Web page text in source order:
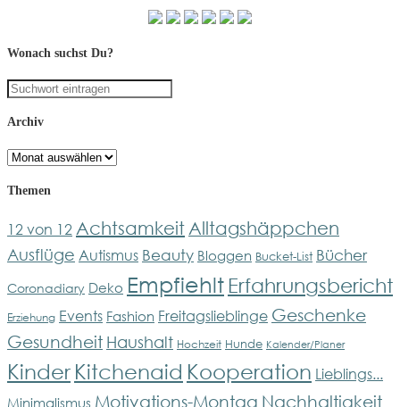
Wonach suchst Du?
Archiv
Archiv
Themen
12 von 12 Achtsamkeit Alltagshäppchen
Ausflüge Autismus Beauty Bloggen Bucket-List Bücher
Coronadiary Deko Empfiehlt Erfahrungsbericht
Erziehung Events Fashion Freitagslieblinge Geschenke
Gesundheit Haushalt Hochzeit Hunde Kalender/Planer
Kinder Kitchenaid Kooperation Lieblings...
Minimalismus Motivations-Montag Nachhaltigkeit